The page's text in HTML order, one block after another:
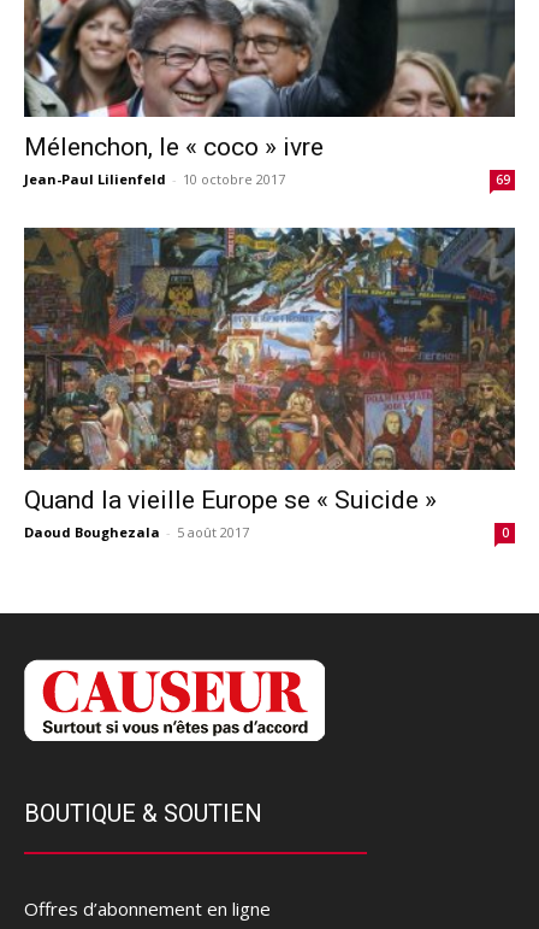
Mélenchon, le « coco » ivre
Jean-Paul Lilienfeld - 10 octobre 2017 69
Quand la vieille Europe se « Suicide »
Daoud Boughezala - 5 août 2017 0
BOUTIQUE & SOUTIEN
Offres d’abonnement en ligne